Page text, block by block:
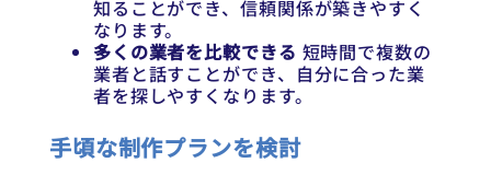
知ることができ、信頼関係が築きやすく
なります。
多くの業者を比較できる 短時間で複数の
業者と話すことができ、自分に合った業
者を探しやすくなります。
手頃な制作プランを検討